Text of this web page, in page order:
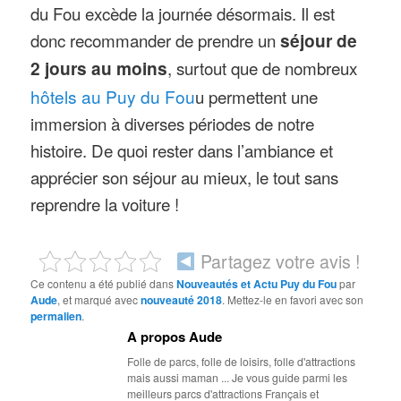
du Fou excède la journée désormais. Il est
donc recommander de prendre unséjour de
2 jours au moins, surtout que de nombreux
hôtels au Puy du Fouu permettent une
immersion à diverses périodes de notre
histoire. De quoi rester dans l’ambiance et
apprécier son séjour au mieux, le tout sans
reprendre la voiture !
Partagez votre avis !
Ce contenu a été publié dansNouveautés et Actu Puy du Foupar
Aude, et marqué avecnouveauté 2018. Mettez-le en favori avec son
permalien.
A propos Aude
Folle de parcs, folle de loisirs, folle d'attractions
mais aussi maman ... Je vous guide parmi les
meilleurs parcs d'attractions Français et